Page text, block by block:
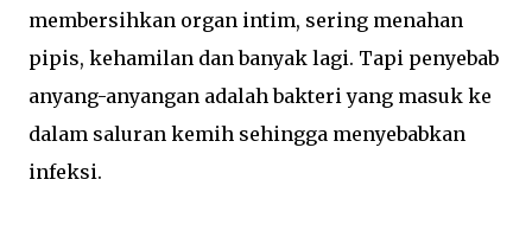
membersihkan organ intim, sering menahan
pipis, kehamilan dan banyak lagi. Tapi penyebab
anyang-anyangan adalah bakteri yang masuk ke
dalam saluran kemih sehingga menyebabkan
infeksi.